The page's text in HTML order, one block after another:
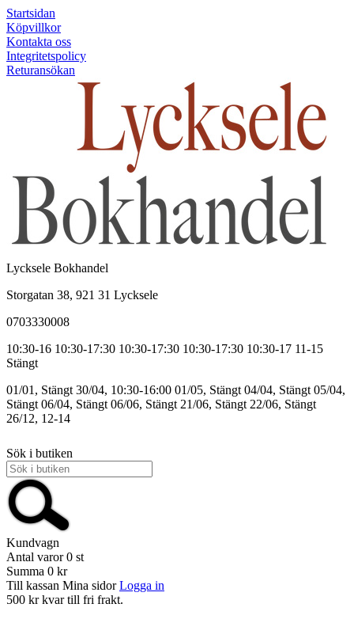
Startsidan
Köpvillkor
Kontakta oss
Integritetspolicy
Returansökan
Lycksele Bokhandel
Storgatan 38, 921 31 Lycksele
0703330008
10:30-16 10:30-17:30 10:30-17:30 10:30-17:30 10:30-17 11-15
Stängt
01/01, Stängt 30/04, 10:30-16:00 01/05, Stängt 04/04, Stängt 05/04,
Stängt 06/04, Stängt 06/06, Stängt 21/06, Stängt 22/06, Stängt
26/12, 12-14
Sök i butiken
Kundvagn
Antal varor 0 st
Summa 0 kr
Till kassan Mina sidor Logga in
500 kr kvar till fri frakt.